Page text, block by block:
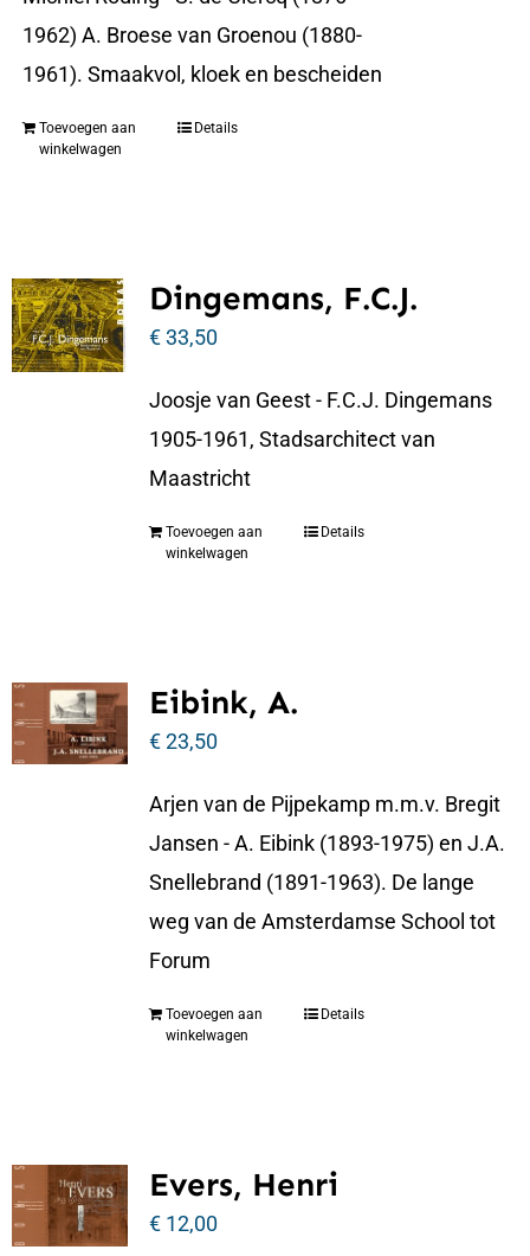
1962) A. Broese van Groenou (1880-
1961). Smaakvol, kloek en bescheiden
Toevoegen aan
winkelwagen
Details
Dingemans, F.C.J.
€33,50
Joosje van Geest - F.C.J. Dingemans
1905-1961, Stadsarchitect van
Maastricht
Toevoegen aan
winkelwagen
Details
Eibink, A.
€23,50
Arjen van de Pijpekamp m.m.v. Bregit
Jansen - A. Eibink (1893-1975) en J.A.
Snellebrand (1891-1963). De lange
weg van de Amsterdamse School tot
Forum
Toevoegen aan
winkelwagen
Details
Evers, Henri
€12,00